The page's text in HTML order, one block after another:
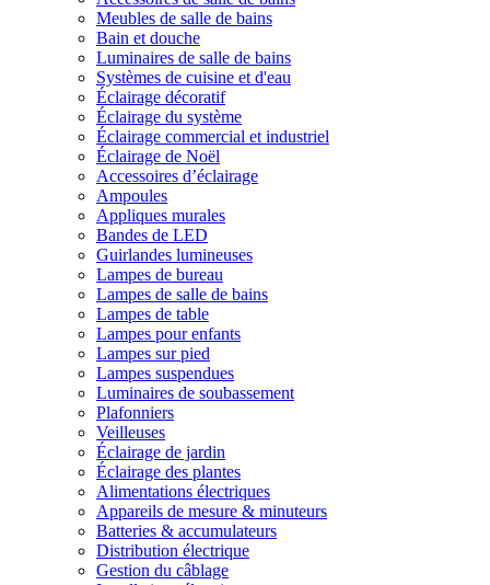
Meubles de salle de bains
Bain et douche
Luminaires de salle de bains
Systèmes de cuisine et d'eau
Éclairage décoratif
Éclairage du système
Éclairage commercial et industriel
Éclairage de Noël
Accessoires d’éclairage
Ampoules
Appliques murales
Bandes de LED
Guirlandes lumineuses
Lampes de bureau
Lampes de salle de bains
Lampes de table
Lampes pour enfants
Lampes sur pied
Lampes suspendues
Luminaires de soubassement
Plafonniers
Veilleuses
Éclairage de jardin
Éclairage des plantes
Alimentations électriques
Appareils de mesure & minuteurs
Batteries & accumulateurs
Distribution électrique
Gestion du câblage